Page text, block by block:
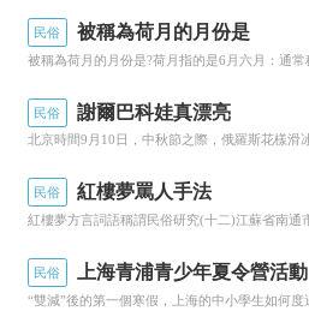
民俗 被稱為荷月的月份是
民俗 謝爾巴科娃真漂亮
民俗 紅樓夢罵人手法
民俗 上海青浦青少年夏令營活動